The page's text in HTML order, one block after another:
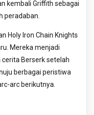
kembali Griffith sebagai
peradaban.
Holy Iron Chain Knights
Mereka menjadi
Berserk setelah
berbagai peristiwa
arc berikutnya.